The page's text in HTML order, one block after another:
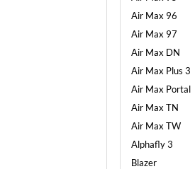
Air Max 96
Air Max 97
Air Max DN
Air Max Plus 3
Air Max Portal
Air Max TN
Air Max TW
Alphafly 3
Blazer